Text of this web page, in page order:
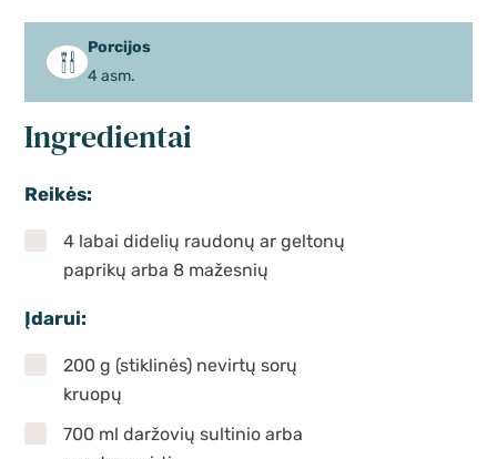
Porcijos
4 asm.
Ingredientai
Reikės:
4 labai didelių raudonų ar geltonų
paprikų arba 8 mažesnių
Įdarui:
200 g (stiklinės) nevirtų sorų
kruopų
700 ml daržovių sultinio arba